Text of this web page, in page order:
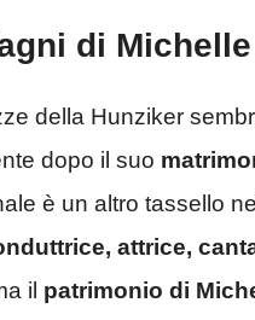
di
della Hunziker
dopo il suo
è un altro tassello
attrice,
il patrimonio di